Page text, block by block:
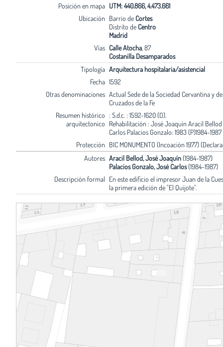
Posición en mapa UTM: 440.866, 4.473.661
Ubicación Barrio de Cortes
Distrito de Centro
Madrid
Vías Calle Atocha, 87
Costanilla Desamparados
Tipología Arquitectura hospitalaria/asistencial
Fecha 1592
Otras denominaciones Actual Sede de la Sociedad Cervantina y
Cruzados de la Fe
Resumen histórico
arquitectonico
: S.d.c. : 1592-1620 (O).
Rehabilitación : José Joaquín Aracil Bellod
Carlos Palacios Gonzalo: 1983 (P)1984-1987
Protección BIC MONUMENTO (Incoación 1977)
Autores Aracil Bellod, José Joaquín(1984-1987)
Palacios Gonzalo, José Carlos(1984-1987)
Descripción formal En este edificio el impresor Juan de la
la primera edición de "El Quijote".